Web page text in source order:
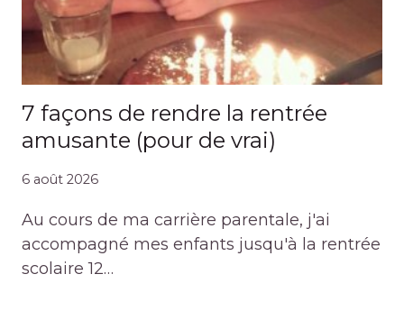
7 façons de rendre la rentrée
amusante (pour de vrai)
6 août 2026
Au cours de ma carrière parentale, j'ai
accompagné mes enfants jusqu'à la rentrée
scolaire 12…